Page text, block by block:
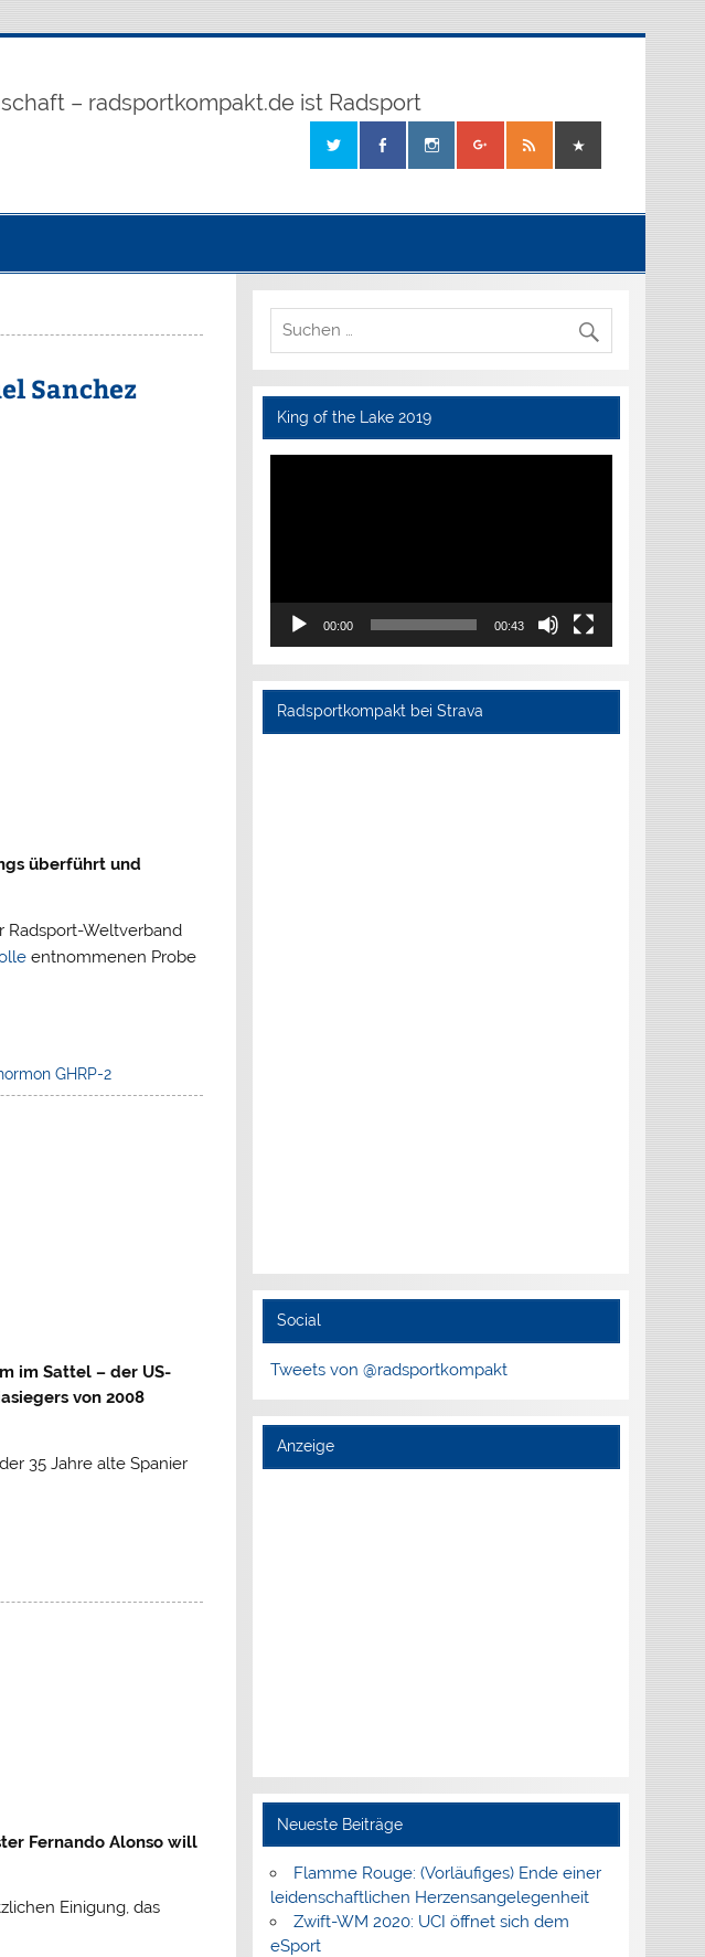
– radsportkompakt.de ist Radsport
Sanchez
überführt und
Radsport-Weltverband
entnommenen Probe
GHRP-2
im Sattel – der US-
von 2008
35 Jahre alte Spanier
Fernando Alonso will
Einigung, das
King of the Lake 2019
Video-
00:00 00:43
Radsportkompakt bei Strava
Social
Tweets von @radsportkompakt
Anzeige
Neueste Beiträge
Flamme Rouge: (Vorläufiges) Ende einer
leidenschaftlichen Herzensangelegenheit
Zwift-WM 2020: UCI öffnet sich dem
eSport